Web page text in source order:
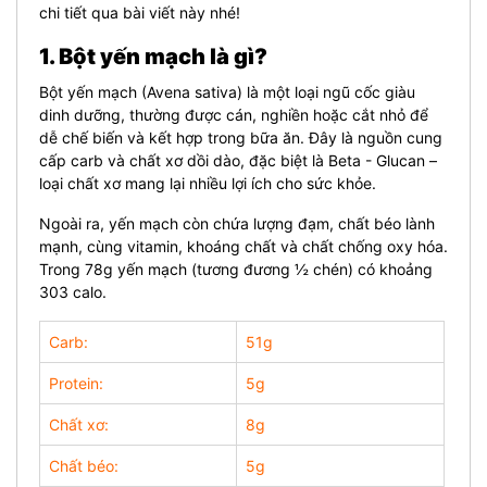
chi tiết qua bài viết này nhé!
1. Bột yến mạch là gì?
Bột yến mạch (Avena sativa) là một loại ngũ cốc giàu
dinh dưỡng, thường được cán, nghiền hoặc cắt nhỏ để
dễ chế biến và kết hợp trong bữa ăn. Đây là nguồn cung
cấp carb và chất xơ dồi dào, đặc biệt là Beta - Glucan –
loại chất xơ mang lại nhiều lợi ích cho sức khỏe.
Ngoài ra, yến mạch còn chứa lượng đạm, chất béo lành
mạnh, cùng vitamin, khoáng chất và chất chống oxy hóa.
Trong 78g yến mạch (tương đương ½ chén) có khoảng
303 calo.
Carb: 51g
Protein: 5g
Chất xơ: 8g
Chất béo: 5g